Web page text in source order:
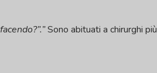
Sono abituati a chirurghi più